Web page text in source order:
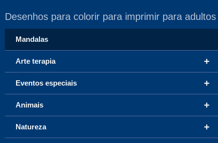
Desenhos para colorir para imprimir para adultos
Mandalas
+
Arte terapia
+
Eventos especiais
+
Animais
+
Natureza